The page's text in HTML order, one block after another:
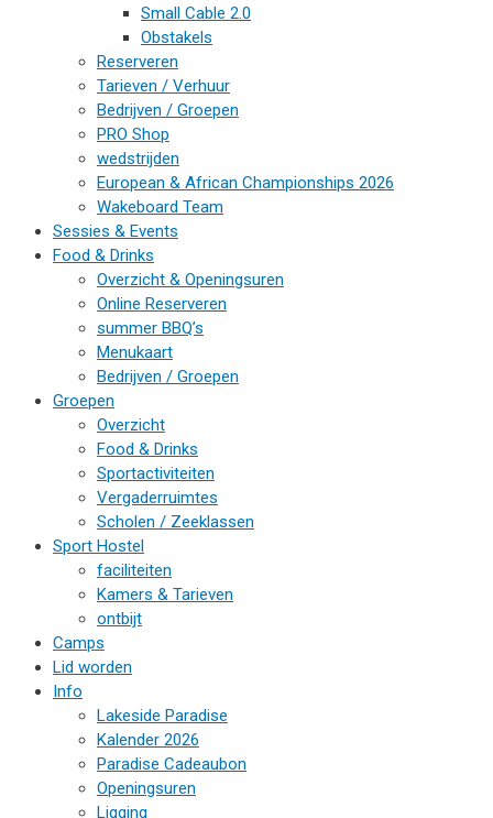
Small Cable 2.0
Obstakels
Reserveren
Tarieven / Verhuur
Bedrijven / Groepen
PRO Shop
wedstrijden
European & African Championships 2026
Wakeboard Team
Sessies & Events
Food & Drinks
Overzicht & Openingsuren
Online Reserveren
summer BBQ’s
Menukaart
Bedrijven / Groepen
Groepen
Overzicht
Food & Drinks
Sportactiviteiten
Vergaderruimtes
Scholen / Zeeklassen
Sport Hostel
faciliteiten
Kamers & Tarieven
ontbijt
Camps
Lid worden
Info
Lakeside Paradise
Kalender 2026
Paradise Cadeaubon
Openingsuren
Ligging